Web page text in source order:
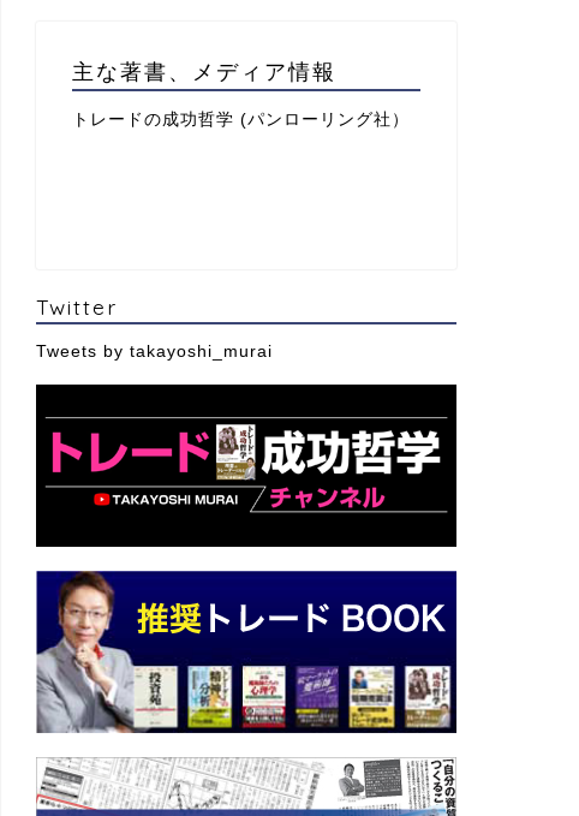
主な著書、メディア情報
トレードの成功哲学 (パンローリング社）
Twitter
Tweets by takayoshi_murai